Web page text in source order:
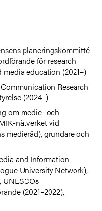
planeringskommitté
för research
education (2021–)
Research
(2024–)
om medie- och
nätverket vid
medieråd), grundare och
and Information
University Network),
UNESCOs
(2021–2022),